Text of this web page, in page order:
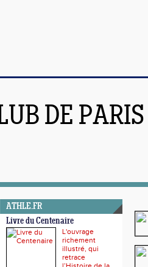
DE PARIS
ATHLE.FR
Livre du Centenaire
L'ouvrage
richement
illustré, qui
retrace